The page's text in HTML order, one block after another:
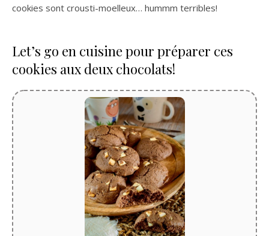
cookies sont crousti-moelleux… hummm terribles!
Let’s go en cuisine pour préparer ces
cookies aux deux chocolats!